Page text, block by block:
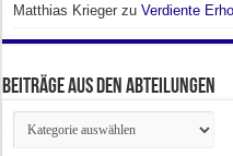
Matthias Krieger zuVerdiente
Beiträge aus den Abteilungen
Beiträge
aus
den